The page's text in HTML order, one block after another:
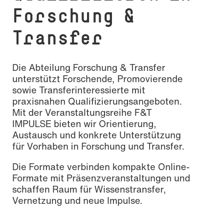
Forschung &
Transfer
Die Abteilung Forschung & Transfer
unterstützt Forschende, Promovierende
sowie Transferinteressierte mit
praxisnahen Qualifizierungsangeboten.
Mit der Veranstaltungsreihe F&T
IMPULSE bieten wir Orientierung,
Austausch und konkrete Unterstützung
für Vorhaben in Forschung und Transfer.
Die Formate verbinden kompakte Online-
Formate mit Präsenzveranstaltungen und
schaffen Raum für Wissenstransfer,
Vernetzung und neue Impulse.